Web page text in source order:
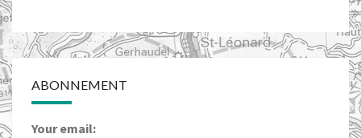
ABONNEMENT
Your email: